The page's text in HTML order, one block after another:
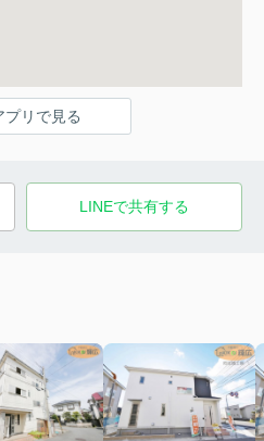
プリで見る
LINEで共有する